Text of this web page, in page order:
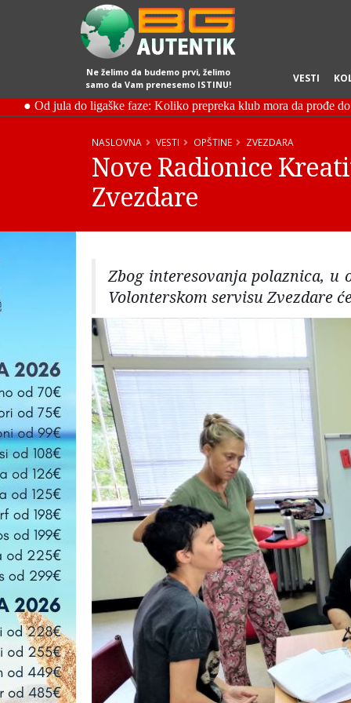
Ne želimo da budemo prvi, želimo
samo da Vam prenesemo ISTINU!
VESTI
NASLOVNA VESTI OPŠTINE ZVEZDARA
Nove Radionice
Zvezdare
Zbog interesovanja polaznica,
Volonterskom servisu Zvezdare